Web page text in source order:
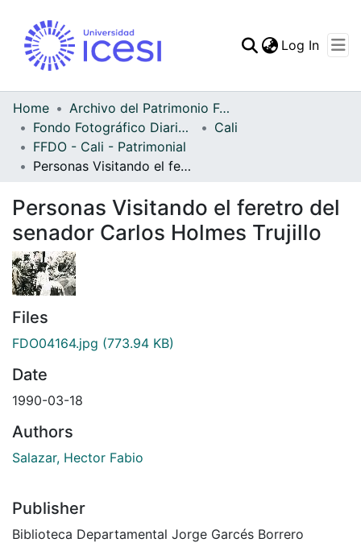
Statistics
Log In
Home
Archivo del Patrimonio Fotográfico y Fílmico del Valle del Cauca
Fondo Fotográfico Diario Occidente
Cali
FFDO - Cali - Patrimonial
Personas Visitando el feretro del senador Carlos Holmes Trujillo
Personas Visitando el feretro del
senador Carlos Holmes Trujillo
Files
FDO04164.jpg (773.94 KB)
Date
1990-03-18
Authors
Salazar, Hector Fabio
Publisher
Biblioteca Departamental Jorge Garcés Borrero